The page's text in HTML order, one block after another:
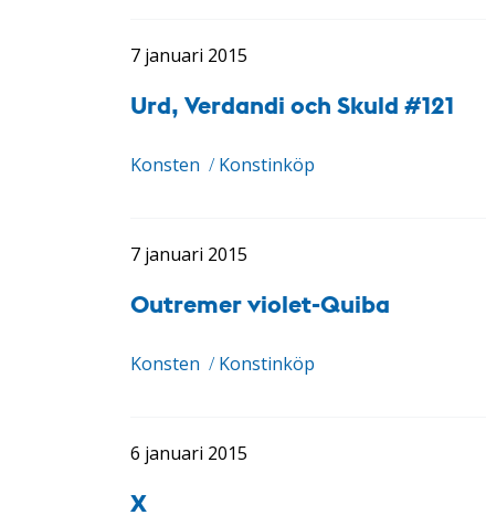
7 januari 2015
Urd, Verdandi och Skuld #121
Konsten / Konstinköp
7 januari 2015
Outremer violet-Quiba
Konsten / Konstinköp
6 januari 2015
X